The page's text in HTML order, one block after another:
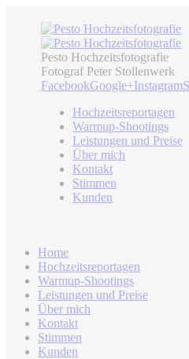
Pesto Hochzeitsfotografie
Fotograf Peter Stollenwerk
FacebookGoogle+Instagram
Hochzeitsreportagen
Warmup-Shootings
Leistungen und Preise
Über mich
Kontakt
Stimmen
Kunden
Home
Hochzeitsreportagen
Warmup-Shootings
Leistungen und Preise
Über mich
Kontakt
Stimmen
Kunden